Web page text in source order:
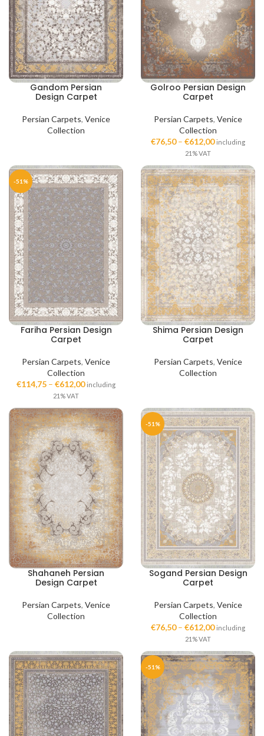
Gandom Persian
Design Carpet
Persian Carpets, Venice
Collection
Golroo Persian Design
Carpet
Persian Carpets, Venice
Collection
€76,50– €612,00 including
21% VAT
-51%
Fariha Persian Design
Carpet
Persian Carpets, Venice
Collection
€114,75 – €612,00 including
21% VAT
Shima Persian Design
Carpet
Persian Carpets, Venice
Collection
Shahaneh Persian
Design Carpet
Persian Carpets, Venice
Collection
-51%
Sogand Persian Design
Carpet
Persian Carpets, Venice
Collection
€76,50– €612,00 including
21% VAT
-51%